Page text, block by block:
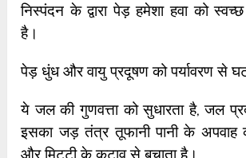
निस्पंदन के द्वारा पेड़ हमेशा हवा को
है।
पेड़ धुंध और वायु प्रदूषण को पर्यावरण से
ये जल की गुणवत्ता को सुधारता है, जल
इसका जड़ तंत्र तूफानी पानी के अपवाह
और मिट्टी के कटाव से बचाता है।